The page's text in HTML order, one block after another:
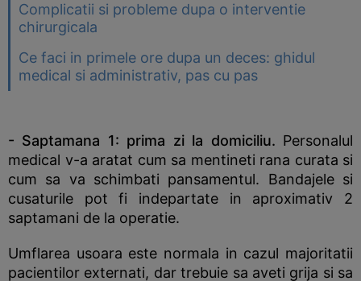
Complicatii si probleme dupa o interventie
chirurgicala
Ce faci in primele ore dupa un deces: ghidul
medical si administrativ, pas cu pas
- Saptamana 1: prima zi la domiciliu. Personalul
medical v-a aratat cum sa mentineti rana curata si
cum sa va schimbati pansamentul. Bandajele si
cusaturile pot fi indepartate in aproximativ 2
saptamani de la operatie.
Umflarea usoara este normala in cazul majoritatii
pacientilor externati, dar trebuie sa aveti grija si sa